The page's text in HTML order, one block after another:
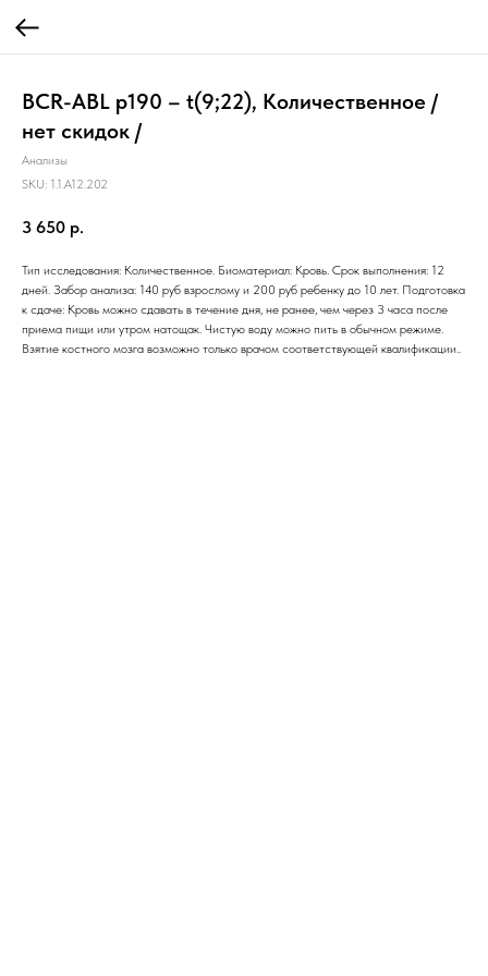
BCR-ABL p190 – t(9;22), Количественное /
нет скидок /
Анализы
SKU: 1.1.A12.202
3 650 р.
Тип исследования: Количественное. Биоматериал: Кровь. Срок выполнения: 12
дней. Забор анализа: 140 руб взрослому и 200 руб ребенку до 10 лет. Подготовка
к сдаче: Кровь можно сдавать в течение дня, не ранее, чем через 3 часа после
приема пищи или утром натощак. Чистую воду можно пить в обычном режиме.
Взятие костного мозга возможно только врачом соответствующей квалификации..